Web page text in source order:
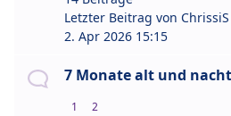
Letzter Beitrag von ChrissiS
2. Apr 2026 15:15
7 Monate alt und
1 2